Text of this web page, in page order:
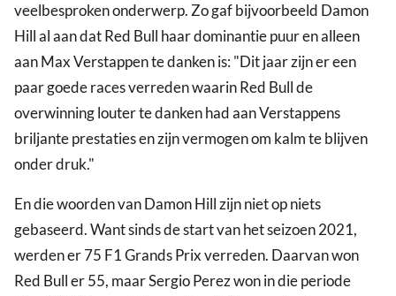
veelbesproken onderwerp. Zo gaf bijvoorbeeld Damon
Hill al aan dat Red Bull haar dominantie puur en alleen
aan Max Verstappen te danken is: "Dit jaar zijn er een
paar goede races verreden waarin Red Bull de
overwinning louter te danken had aan Verstappens
briljante prestaties en zijn vermogen om kalm te blijven
onder druk."
En die woorden van Damon Hill zijn niet op niets
gebaseerd. Want sinds de start van het seizoen 2021,
werden er 75 F1 Grands Prix verreden. Daarvan won
Red Bull er 55, maar Sergio Perez won in die periode